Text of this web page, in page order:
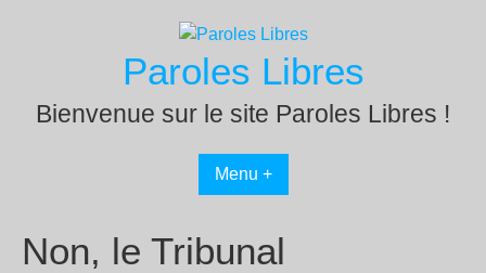
Paroles Libres
Bienvenue sur le site Paroles Libres !
Menu +
Non, le Tribunal